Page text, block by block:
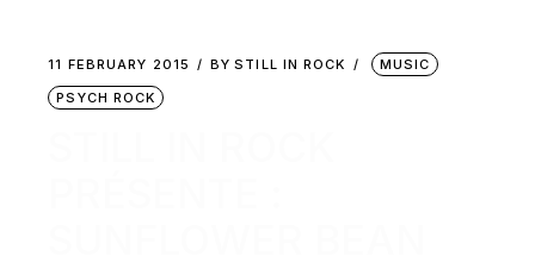
11 FEBRUARY 2015 BY STILL IN ROCK
MUSIC
PSYCH ROCK